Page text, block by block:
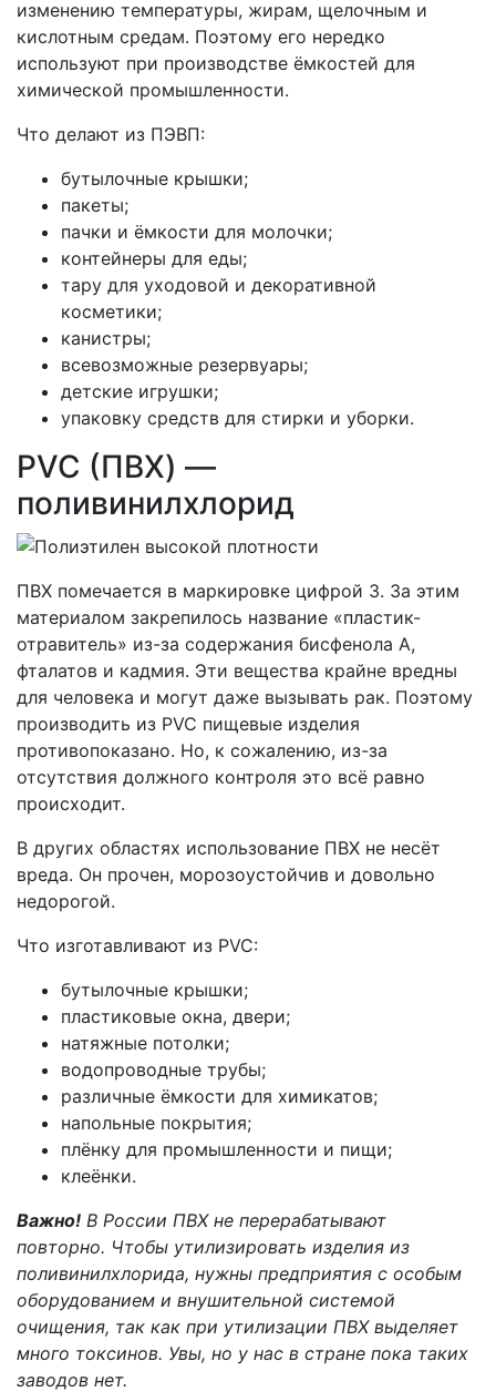
изменению температуры, жирам, щелочным и
кислотным средам. Поэтому его нередко
используют при производстве ёмкостей для
химической промышленности.
Что делают из ПЭВП:
бутылочные крышки;
пакеты;
пачки и ёмкости для молочки;
контейнеры для еды;
тару для уходовой и декоративной
косметики;
канистры;
всевозможные резервуары;
детские игрушки;
упаковку средств для стирки и уборки.
PVC (ПВХ) —
поливинилхлорид
ПВХ помечается в маркировке цифрой 3. За этим
материалом закрепилось название «пластик-
отравитель» из-за содержания бисфенола А,
фталатов и кадмия. Эти вещества крайне вредны
для человека и могут даже вызывать рак. Поэтому
производить из PVC пищевые изделия
противопоказано. Но, к сожалению, из-за
отсутствия должного контроля это всё равно
происходит.
В других областях использование ПВХ не несёт
вреда. Он прочен, морозоустойчив и довольно
недорогой.
Что изготавливают из PVC:
бутылочные крышки;
пластиковые окна, двери;
натяжные потолки;
водопроводные трубы;
различные ёмкости для химикатов;
напольные покрытия;
плёнку для промышленности и пищи;
клеёнки.
Важно! В России ПВХ не перерабатывают
повторно. Чтобы утилизировать изделия из
поливинилхлорида, нужны предприятия с особым
оборудованием и внушительной системой
очищения, так как при утилизации ПВХ выделяет
много токсинов. Увы, но у нас в стране пока таких
заводов нет.